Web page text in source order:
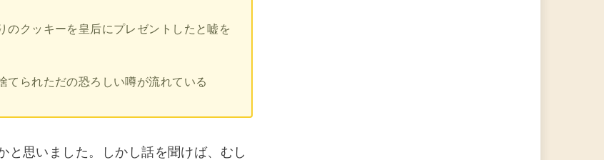
のクッキーを皇后にプレゼントしたと嘘を
てられただの恐ろしい噂が流れている
と思いました。しかし話を聞けば、むし